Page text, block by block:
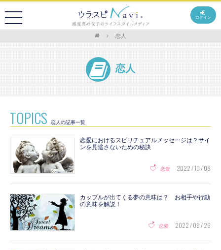
ログイン
恋人
恋人
TOPICS 恋人の記事一覧
恋愛におけるスピリチュアルメッセージは？サイ
ンを見逃さないための秘訣
恋愛 2022 / 10 / 08
カップルが出てくる夢の意味は？ お相手や行動
の意味を解説！
恋愛 2022 / 08 / 26